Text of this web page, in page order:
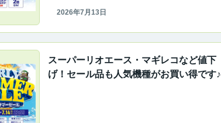
2026年7月13日
スーパーリオエース・マギレコなど値下
げ！セール品も人気機種がお買い得です♪